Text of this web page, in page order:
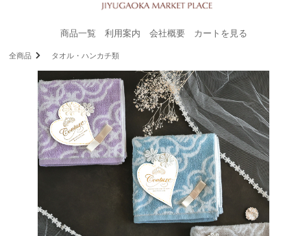
商品一覧 利用案内 会社概要 カートを見る
全商品 タオル・ハンカチ類